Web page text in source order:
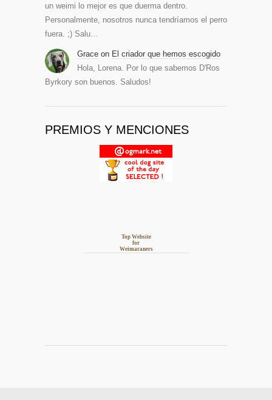
un weimi lo mejor es que duerma dentro.
Personalmente, nosotros nunca tendríamos el perro
fuera. ;) Salu…
Grace on El criador que hemos escogido
Hola, Lorena. Por lo que sabemos D'Ros
Byrkory son buenos. Saludos!
PREMIOS Y MENCIONES
Top Website
for
Weimaraners